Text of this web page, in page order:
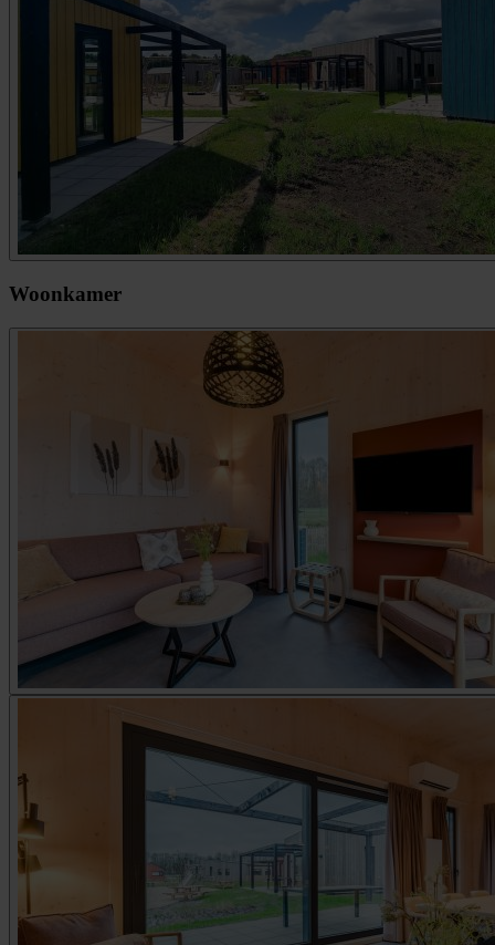
Woonkamer